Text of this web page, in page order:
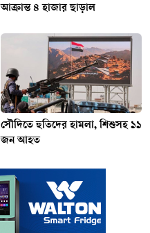
আক্রান্ত ৪ হাজার ছাড়াল
সৌদিতে হুতিদের হামলা, শিশুসহ ১১
জন আহত